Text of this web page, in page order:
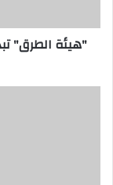
لتعزيز
السلامة
"هيئة الطرق"